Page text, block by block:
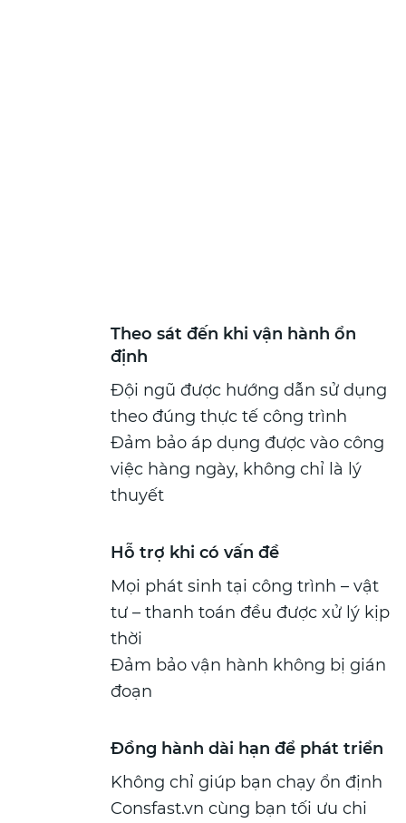
Theo sát đến khi vận hành ổn
định
Đội ngũ được hướng dẫn sử dụng
theo đúng thực tế công trình
Đảm bảo áp dụng được vào công
việc hàng ngày, không chỉ là lý
thuyết
Hỗ trợ khi có vấn đề
Mọi phát sinh tại công trình – vật
tư – thanh toán đều được xử lý kịp
thời
Đảm bảo vận hành không bị gián
đoạn
Đồng hành dài hạn để phát triển
Không chỉ giúp bạn chạy ổn định
Consfast.vn cùng bạn tối ưu chi